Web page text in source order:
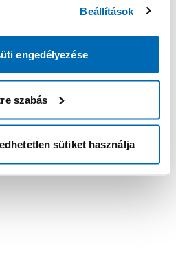
Beállítások
engedélyezése
szabás
sütiket használja